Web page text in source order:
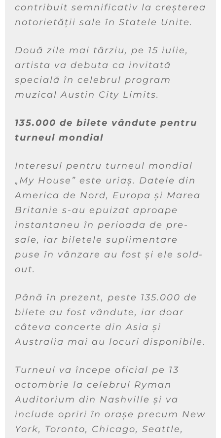
contribuit semnificativ la creșterea
notorietății sale în Statele Unite.
Două zile mai târziu, pe 15 iulie,
artista va debuta ca invitată
specială în celebrul program
muzical Austin City Limits.
135.000 de bilete vândute pentru
turneul mondial
Interesul pentru turneul mondial
„My House” este uriaș. Datele din
America de Nord, Europa și Marea
Britanie s-au epuizat aproape
instantaneu în perioada de pre-
sale, iar biletele suplimentare
puse în vânzare au fost și ele sold-
out.
Până în prezent, peste 135.000 de
bilete au fost vândute, iar doar
câteva concerte din Asia și
Australia mai au locuri disponibile.
Turneul va începe oficial pe 13
octombrie la celebrul Ryman
Auditorium din Nashville și va
include opriri în orașe precum New
York, Toronto, Chicago, Seattle,